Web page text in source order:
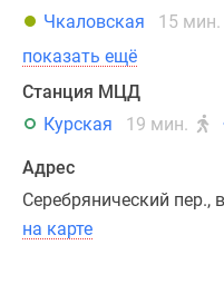
и
Троицы
Живоначальной.
В
предусмотрена
фильтрация
воды
Чкаловская
15 мин.
показать ещё
Станция МЦД
Курская
19 мин.
Адрес
Серебрянический пер.,
на карте